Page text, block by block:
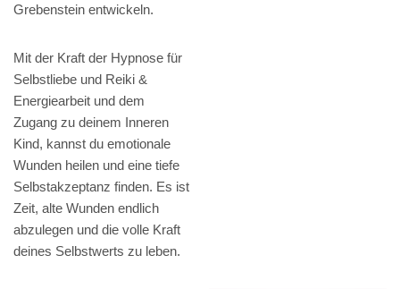
Grebenstein entwickeln.
Mit der Kraft der Hypnose für
Selbstliebe und Reiki &
Energiearbeit und dem
Zugang zu deinem Inneren
Kind, kannst du emotionale
Wunden heilen und eine tiefe
Selbstakzeptanz finden. Es ist
Zeit, alte Wunden endlich
abzulegen und die volle Kraft
deines Selbstwerts zu leben.